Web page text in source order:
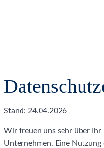
Stand: 24.04.2026
Wir freuen uns sehr über Ihr
Unternehmen. Eine